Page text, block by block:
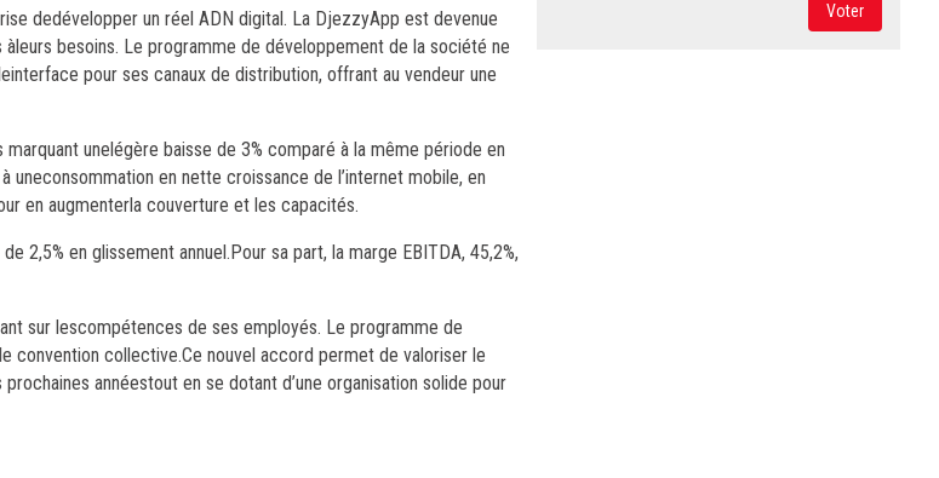
dedévelopper un réel ADN digital. La DjezzyApp est devenue
besoins. Le programme de développement de la société ne
pour ses canaux de distribution, offrant au vendeur une
unelégère baisse de 3% comparé à la même période en
en nette croissance de l’internet mobile, en
en augmenterla couverture et les capacités.
2,5% en glissement annuel.Pour sa part, la marge EBITDA, 45,2%,
sur lescompétences de ses employés. Le programme de
convention collective.Ce nouvel accord permet de valoriser le
annéestout en se dotant d’une organisation solide pour
Voter